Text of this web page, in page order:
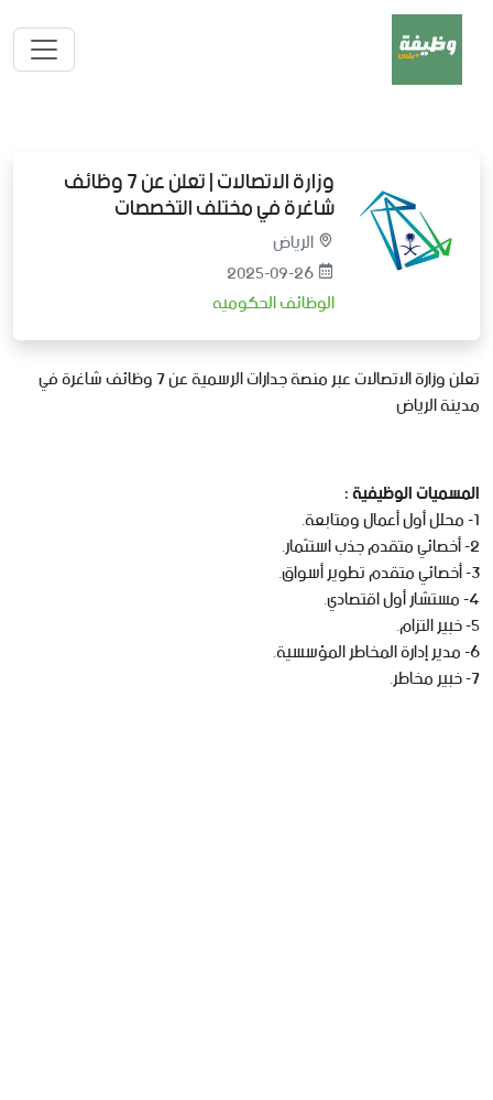
وزارة الاتصالات | تعلن عن 7 وظائف
شاغرة في مختلف التخصصات
الرياض
2025-09-26
الوظائف الحكوميه
تعلن وزارة الاتصالات عبر منصة جدارات الرسمية عن 7 وظائف شاغرة في
مدينة الرياض
المسميات الوظيفية :
1- محلل أول أعمال ومتابعة.
2- أخصائي متقدم جذب استثمار.
3- أخصائي متقدم تطوير أسواق.
4- مستشار أول اقتصادي.
5- خبير التزام.
6- مدير إدارة المخاطر المؤسسية.
7- خبير مخاطر.